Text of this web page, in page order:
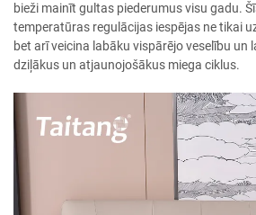
bieži mainīt gultas piederumus visu gadu.
temperatūras regulācijas iespējas ne tikai
bet arī veicina labāku vispārējo veselību un
dziļākus un atjaunojošākus miega ciklus.